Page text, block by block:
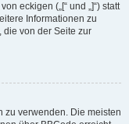
eckigen („[“ und „]“) statt
Informationen zu
die von der Seite zur
zu verwenden. Die meisten